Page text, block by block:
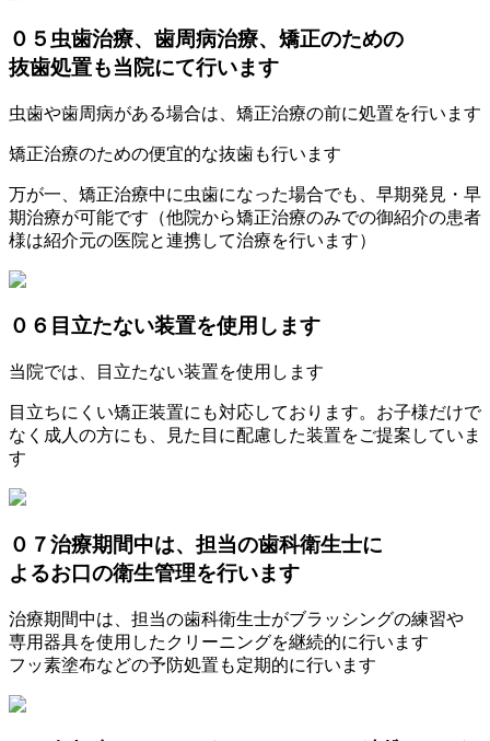
０５ 虫歯治療、歯周病治療、矯正のための
抜歯処置も当院にて行います
虫歯や歯周病がある場合は、矯正治療の前に処置を行います
矯正治療のための便宜的な抜歯も行います
万が一、矯正治療中に虫歯になった場合でも、早期発見・早
期治療が可能です（他院から矯正治療のみでの御紹介の患者
様は紹介元の医院と連携して治療を行います）
０６ 目立たない装置を使用します
当院では、目立たない装置を使用します
目立ちにくい矯正装置にも対応しております。お子様だけで
なく成人の方にも、見た目に配慮した装置をご提案していま
す
０７治療期間中は、担当の歯科衛生士に
よるお口の衛生管理を行います
治療期間中は、担当の歯科衛生士がブラッシングの練習や
専用器具を使用したクリーニングを継続的に行います
フッ素塗布などの予防処置も定期的に行います